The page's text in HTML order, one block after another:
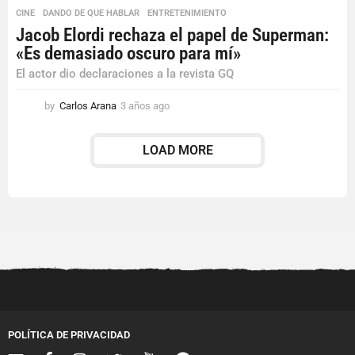
CINE ,DANDO DE QUE HABLAR ,ENTRETENIMIENTO
Jacob Elordi rechaza el papel de Superman:
«Es demasiado oscuro para mí»
El actor dio declaraciones a la revista GQ
by Carlos Arana 3 años ago
o
LOAD MORE
POLÍTICA DE PRIVACIDAD